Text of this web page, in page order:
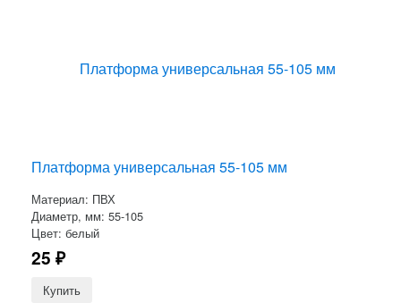
Платформа универсальная 55-105 мм
Материал: ПВХ
Диаметр, мм: 55-105
Цвет: белый
25 ₽